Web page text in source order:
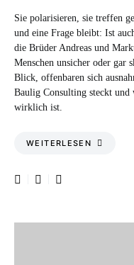
Sie polarisieren, sie treffen
und eine Frage bleibt: Ist
die Brüder Andreas und
Menschen unsicher oder gar
Blick, offenbaren sich
Baulig Consulting steckt und
wirklich ist.
WEITERLESEN